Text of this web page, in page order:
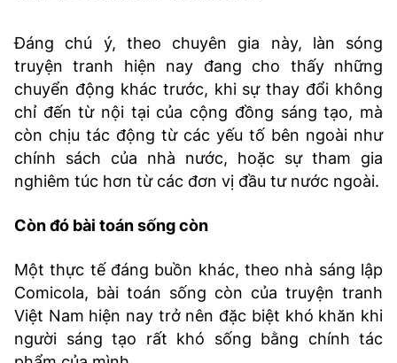
Đáng chú ý, theo chuyên gia này, làn sóng
truyện tranh hiện nay đang cho thấy những
chuyển động khác trước, khi sự thay đổi không
chỉ đến từ nội tại của cộng đồng sáng tạo, mà
còn chịu tác động từ các yếu tố bên ngoài như
chính sách của nhà nước, hoặc sự tham gia
nghiêm túc hơn từ các đơn vị đầu tư nước ngoài.
Còn đó bài toán sống còn
Một thực tế đáng buồn khác, theo nhà sáng lập
Comicola, bài toán sống còn của truyện tranh
Việt Nam hiện nay trở nên đặc biệt khó khăn khi
người sáng tạo rất khó sống bằng chính tác